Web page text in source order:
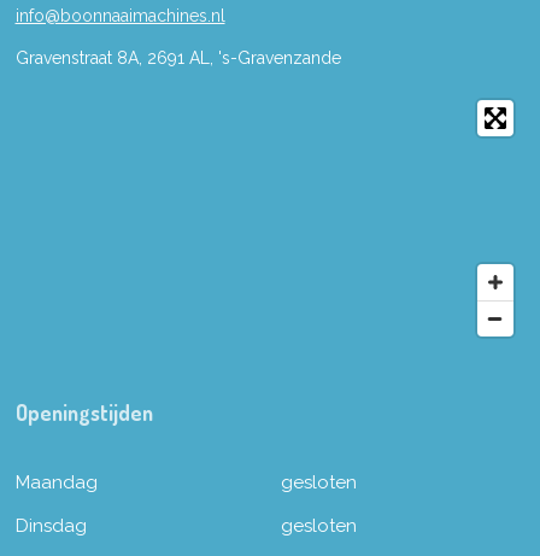
info@boonnaaimachines.nl
Gravenstraat 8A, 2691 AL, 's-Gravenzande
Openingstijden
Maandag
gesloten
Dinsdag
gesloten